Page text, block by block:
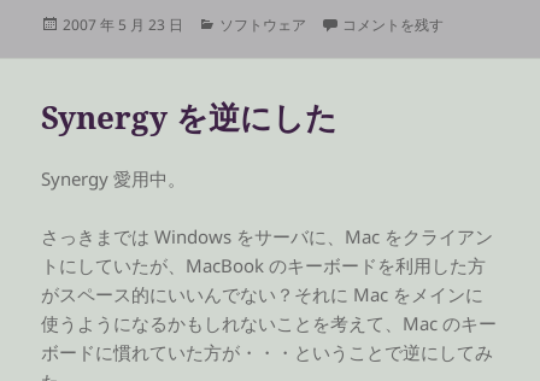
投
2007 年 5 月 23 日
カ
ー
ソフトウェア Mac のマウスを Windows っ
コメントを残す
Synergy を逆にした
Synergy 愛用中。
さっきまでは Windows をサーバに、Mac をクライアン
トにしていたが、MacBook のキーボードを利用した方
がスペース的にいいんでない？それに Mac をメインに
使うようになるかもしれないことを考えて、Mac のキー
ボードに慣れていた方が・・・ということで逆にしてみ